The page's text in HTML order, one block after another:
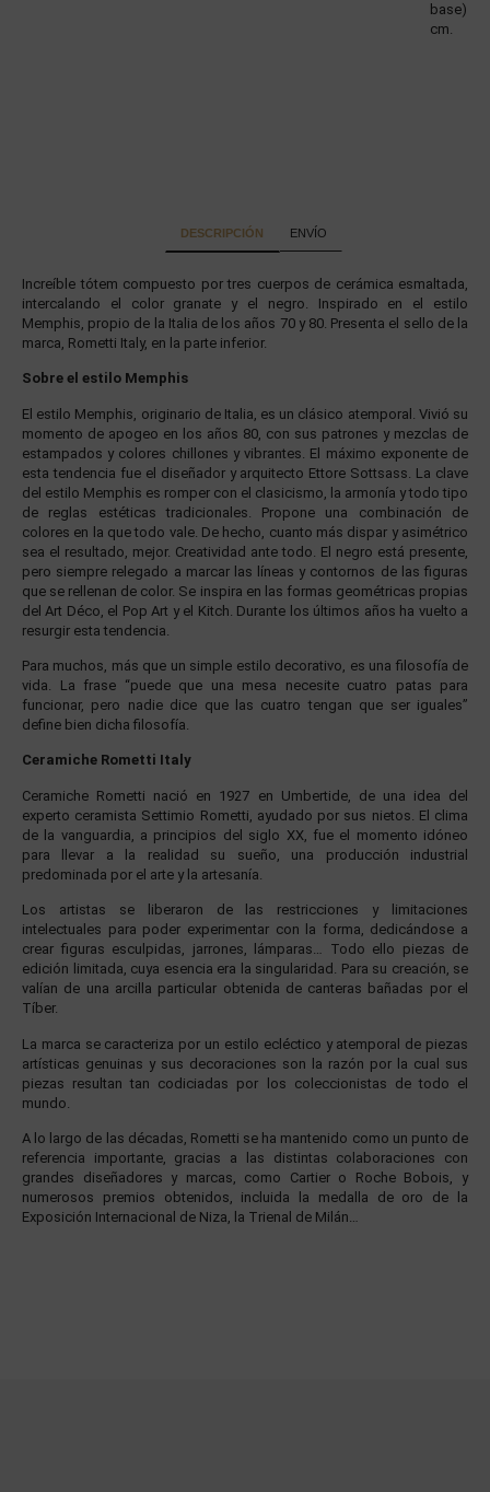
base)
cm.
DESCRIPCIÓN ENVÍO
Increíble tótem compuesto por tres cuerpos de cerámica esmaltada,
intercalando el color granate y el negro. Inspirado en el estilo
Memphis, propio de la Italia de los años 70 y 80. Presenta el sello de la
marca, Rometti Italy, en la parte inferior.
Sobre el estilo Memphis
El estilo Memphis, originario de Italia, es un clásico atemporal. Vivió su
momento de apogeo en los años 80, con sus patrones y mezclas de
estampados y colores chillones y vibrantes. El máximo exponente de
esta tendencia fue el diseñador y arquitecto Ettore Sottsass. La clave
del estilo Memphis es romper con el clasicismo, la armonía y todo tipo
de reglas estéticas tradicionales. Propone una combinación de
colores en la que todo vale. De hecho, cuanto más dispar y asimétrico
sea el resultado, mejor. Creatividad ante todo. El negro está presente,
pero siempre relegado a marcar las líneas y contornos de las figuras
que se rellenan de color. Se inspira en las formas geométricas propias
del Art Déco, el Pop Art y el Kitch. Durante los últimos años ha vuelto a
resurgir esta tendencia.
Para muchos, más que un simple estilo decorativo, es una filosofía de
vida. La frase “puede que una mesa necesite cuatro patas para
funcionar, pero nadie dice que las cuatro tengan que ser iguales”
define bien dicha filosofía.
Ceramiche Rometti Italy
Ceramiche Rometti nació en 1927 en Umbertide, de una idea del
experto ceramista Settimio Rometti, ayudado por sus nietos. El clima
de la vanguardia, a principios del siglo XX, fue el momento idóneo
para llevar a la realidad su sueño, una producción industrial
predominada por el arte y la artesanía.
Los artistas se liberaron de las restricciones y limitaciones
intelectuales para poder experimentar con la forma, dedicándose a
crear figuras esculpidas, jarrones, lámparas… Todo ello piezas de
edición limitada, cuya esencia era la singularidad. Para su creación, se
valían de una arcilla particular obtenida de canteras bañadas por el
Tíber.
La marca se caracteriza por un estilo ecléctico y atemporal de piezas
artísticas genuinas y sus decoraciones son la razón por la cual sus
piezas resultan tan codiciadas por los coleccionistas de todo el
mundo.
A lo largo de las décadas, Rometti se ha mantenido como un punto de
referencia importante, gracias a las distintas colaboraciones con
grandes diseñadores y marcas, como Cartier o Roche Bobois, y
numerosos premios obtenidos, incluida la medalla de oro de la
Exposición Internacional de Niza, la Trienal de Milán…